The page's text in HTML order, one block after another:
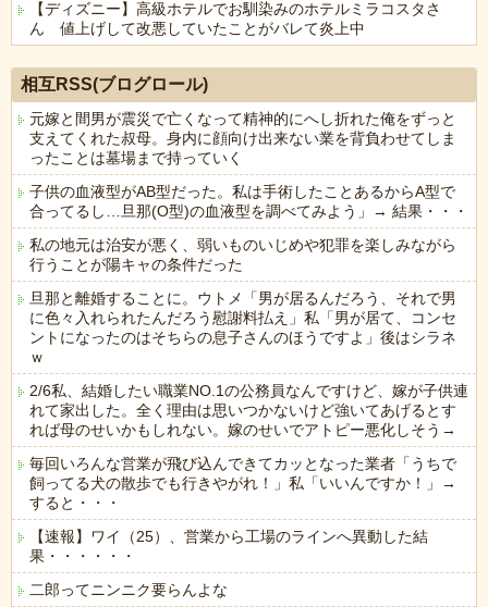
【ディズニー】高級ホテルでお馴染みのホテルミラコスタさ
ん 値上げして改悪していたことがバレて炎上中
相互RSS(ブログロール)
元嫁と間男が震災で亡くなって精神的にへし折れた俺をずっと
支えてくれた叔母。身内に顔向け出来ない業を背負わせてしま
ったことは墓場まで持っていく
子供の血液型がAB型だった。私は手術したことあるからA型で
合ってるし…旦那(O型)の血液型を調べてみよう」→ 結果・・・
私の地元は治安が悪く、弱いものいじめや犯罪を楽しみながら
行うことが陽キャの条件だった
旦那と離婚することに。ウトメ「男が居るんだろう、それで男
に色々入れられたんだろう慰謝料払え」私「男が居て、コンセ
ントになったのはそちらの息子さんのほうですよ」後はシラネ
ｗ
2/6私、結婚したい職業NO.1の公務員なんですけど、嫁が子供連
れて家出した。全く理由は思いつかないけど強いてあげるとす
れば母のせいかもしれない。嫁のせいでアトピー悪化しそう→
毎回いろんな営業が飛び込んできてカッとなった業者「うちで
飼ってる犬の散歩でも行きやがれ！」私「いいんですか！」→
すると・・・
【速報】ワイ（25）、営業から工場のラインへ異動した結
果・・・・・・
二郎ってニンニク要らんよな